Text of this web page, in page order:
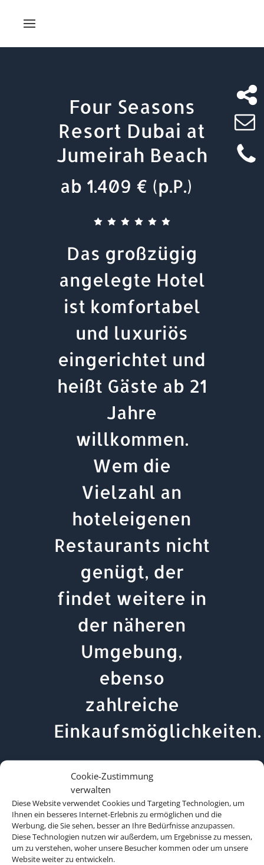
Cookie-Zustimmung
verwalten
Diese Website verwendet Cookies und Targeting Technologien, um
Ihnen ein besseres Internet-Erlebnis zu ermöglichen und die
Werbung, die Sie sehen, besser an Ihre Bedürfnisse anzupassen.
Diese Technologien nutzen wir außerdem, um Ergebnisse zu messen,
um zu verstehen, woher unsere Besucher kommen oder um unsere
Website weiter zu entwickeln.
Four Seasons
Resort Dubai at
Jumeirah Beach
ab 1.409 € (p.P.)
Das großzügig
angelegte Hotel
ist komfortabel
und luxuriös
eingerichtet und
heißt Gäste ab 21
Jahre
willkommen.
Wem die
Vielzahl an
hoteleigenen
Restaurants nicht
genügt, der
findet weitere in
der näheren
Umgebung,
ebenso
zahlreiche
Einkaufsmöglichkeiten.